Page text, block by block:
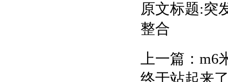
原文标题:突
整合
上一篇： m6
终于站起来